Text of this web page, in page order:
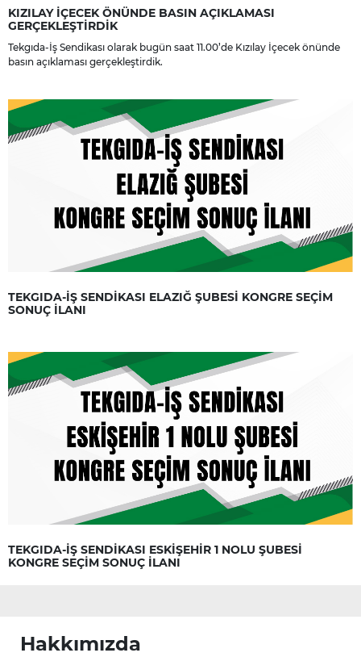
KIZILAY İÇECEK ÖNÜNDE BASIN AÇIKLAMASI
GERÇEKLEŞTİRDİK
Tekgıda-İş Sendikası olarak bugün saat 11.00’de Kızılay İçecek önünde
basın açıklaması gerçekleştirdik.
TEKGIDA-İŞ SENDİKASI ELAZIĞ ŞUBESİ KONGRE SEÇİM
SONUÇ İLANI
TEKGIDA-İŞ SENDİKASI ESKİŞEHİR 1 NOLU ŞUBESİ
KONGRE SEÇİM SONUÇ İLANI
Hakkımızda